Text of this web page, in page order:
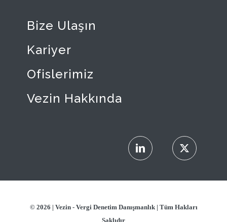
Bize Ulaşın
Kariyer
Ofislerimiz
Vezin Hakkında
© 2026 | Vezin - Vergi Denetim Danışmanlık| Tüm Hakları
Saklıdır